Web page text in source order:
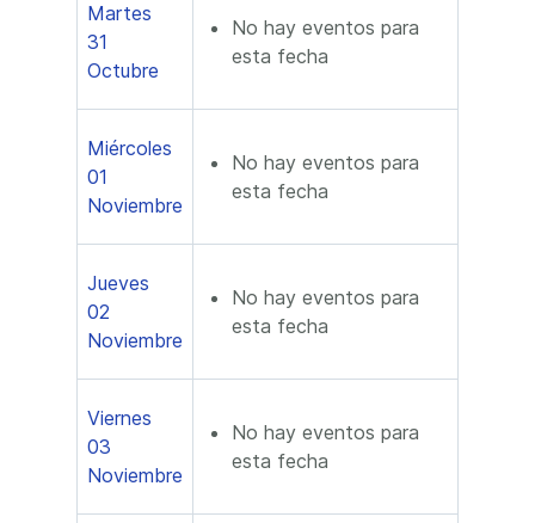
Martes
31
Octubre
No hay eventos para
esta fecha
Miércoles
01
Noviembre
No hay eventos para
esta fecha
Jueves
02
Noviembre
No hay eventos para
esta fecha
Viernes
03
Noviembre
No hay eventos para
esta fecha